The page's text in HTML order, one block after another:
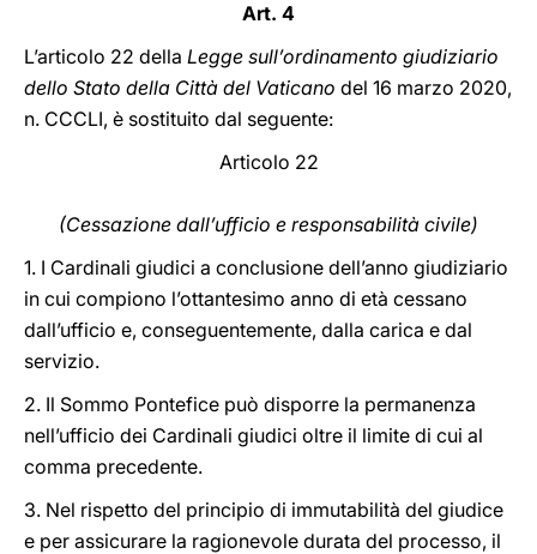
Art. 4
L’articolo 22 della Legge sull’ordinamento giudiziario
dello Stato della Città del Vaticano del 16 marzo 2020,
n. CCCLI, è sostituito dal seguente:
Articolo 22
(Cessazione dall’ufficio e responsabilità civile)
1. I Cardinali giudici a conclusione dell’anno giudiziario
in cui compiono l’ottantesimo anno di età cessano
dall’ufficio e, conseguentemente, dalla carica e dal
servizio.
2. Il Sommo Pontefice può disporre la permanenza
nell’ufficio dei Cardinali giudici oltre il limite di cui al
comma precedente.
3. Nel rispetto del principio di immutabilità del giudice
e per assicurare la ragionevole durata del processo, il